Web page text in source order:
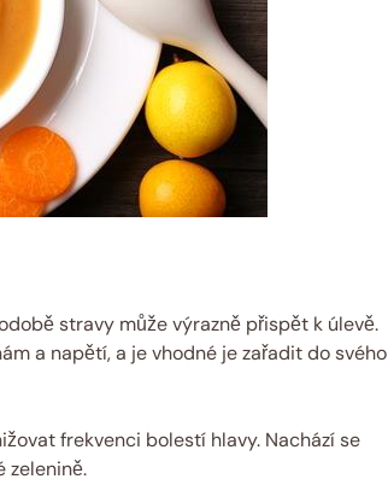
stravy může výrazně přispět k úlevě.
a napětí, a je vhodné je zařadit do svého
frekvenci bolestí hlavy. Nachází se
zelenině.